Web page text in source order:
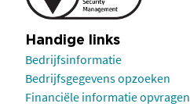
Handige links
Bedrijfsinformatie
Bedrijfsgegevens opzoeken
Financiële informatie opvragen